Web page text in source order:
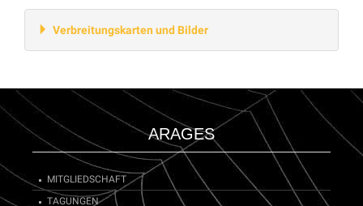
Verbreitungskarten und Bilder
ARAGES
MITGLIEDSCHAFT
TAGUNGEN